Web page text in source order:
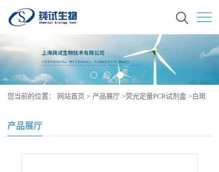
您当前的位置： 网站首页 > 产品展厅 >荧光定量PCR试剂盒 > 白斑
产品展厅